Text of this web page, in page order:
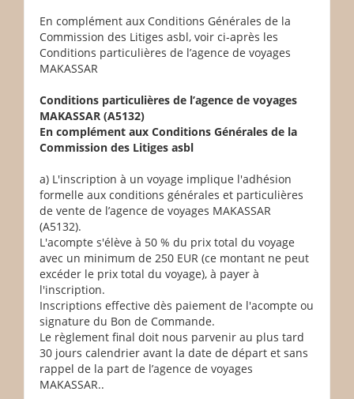
En complément aux Conditions Générales de la
Commission des Litiges asbl, voir ci-après les
Conditions particulières de l’agence de voyages
MAKASSAR
Conditions particulières de l’agence de voyages
MAKASSAR (A5132)
En complément aux Conditions Générales de la
Commission des Litiges asbl
a) L'inscription à un voyage implique l'adhésion
formelle aux conditions générales et particulières
de vente de l’agence de voyages MAKASSAR
(A5132).
L'acompte s'élève à 50 % du prix total du voyage
avec un minimum de 250 EUR (ce montant ne peut
excéder le prix total du voyage), à payer à
l'inscription.
Inscriptions effective dès paiement de l'acompte ou
signature du Bon de Commande.
Le règlement final doit nous parvenir au plus tard
30 jours calendrier avant la date de départ et sans
rappel de la part de l’agence de voyages
MAKASSAR..